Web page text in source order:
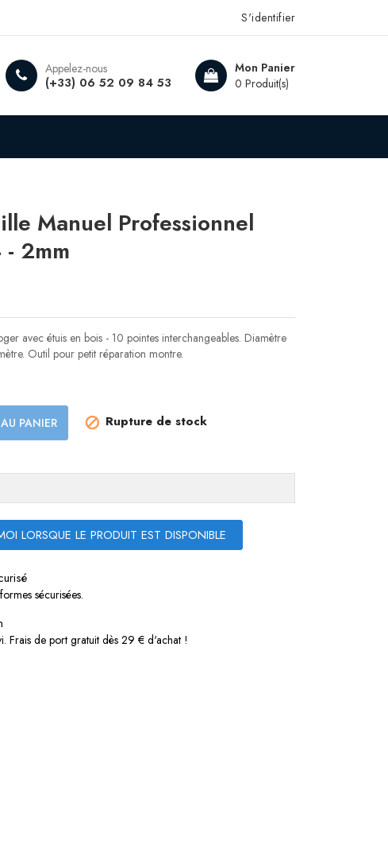
S'identifier
Mon Panier
0 Produit(s)
Appelez-nous
(+33) 06 52 09 84 53
Manuel Professionnel
2mm
avec étuis en bois - 10 pointes interchangeables. Diamètre
Outil pour petit réparation montre.
PANIER  Rupture de stock
LORSQUE LE PRODUIT EST DISPONIBLE
sécurisées.
Frais de port gratuit dès 29 € d'achat !